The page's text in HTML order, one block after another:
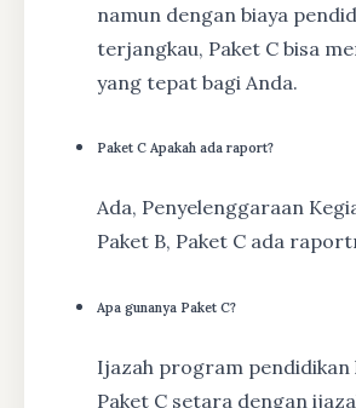
namun dengan biaya
terjangkau, Paket C bisa
yang tepat bagi Anda.
Paket C Apakah ada raport?
Ada, Penyelenggaraan
Paket B, Paket C ada
Apa gunanya Paket C?
Ijazah program pendidikan
Paket C setara dengan